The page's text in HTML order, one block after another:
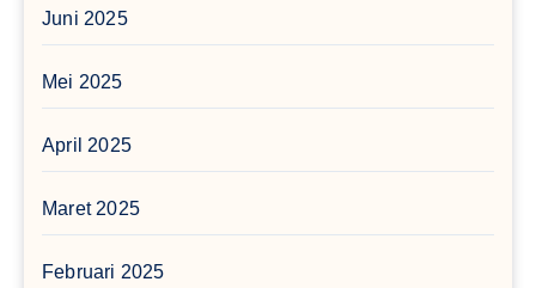
Juni 2025
Mei 2025
April 2025
Maret 2025
Februari 2025